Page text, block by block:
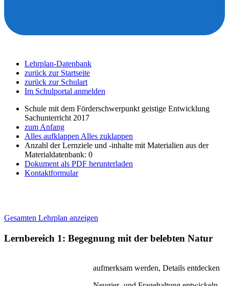
Lehrplan-Datenbank
zurück zur Startseite
zurück zur Schulart
Im Schulportal anmelden
Schule mit dem Förderschwerpunkt geistige Entwicklung
Sachunterricht 2017
zum Anfang
Alles aufklappen Alles zuklappen
Anzahl der Lernziele und -inhalte mit Materialien aus der
Materialdatenbank: 0
Dokument als PDF herunterladen
Kontaktformular
Gesamten Lehrplan anzeigen
Lernbereich 1: Begegnung mit der belebten Natur
aufmerksam werden, Details entdecken